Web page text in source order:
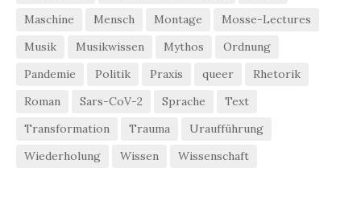
Maschine
Mensch Montage
Mosse-Lectures
Musik
Musikwissen Mythos
Ordnung
Pandemie
Politik Praxis queer
Rhetorik
Roman
Sars-CoV-2 Sprache
Text
Transformation
Trauma
Uraufführung
Wiederholung
Wissen Wissenschaft